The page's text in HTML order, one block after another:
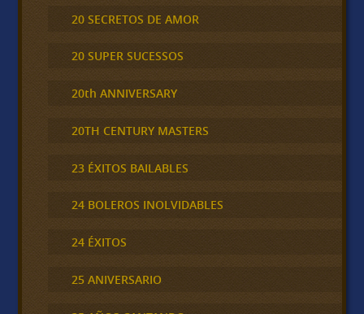
20 SECRETOS DE AMOR
20 SUPER SUCESSOS
20th ANNIVERSARY
20TH CENTURY MASTERS
23 ÉXITOS BAILABLES
24 BOLEROS INOLVIDABLES
24 ÉXITOS
25 ANIVERSARIO